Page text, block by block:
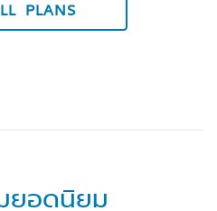
PLANS
ยอดนิยม